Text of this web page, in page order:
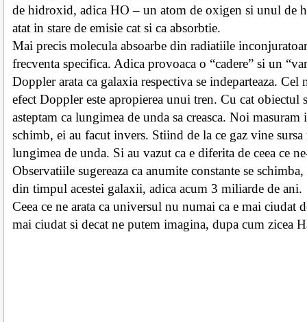
de hidroxid, adica HO – un atom de oxigen si unul de
atat in stare de emisie cat si ca absorbtie.
Mai precis molecula absoarbe din radiatiile
frecventa specifica. Adica provoaca o “cadere” si un
Doppler arata ca galaxia respectiva se indeparteaza.
efect Doppler este apropierea unui tren. Cu cat obiectul
asteptam ca lungimea de unda sa creasca. Noi
schimb, ei au facut invers. Stiind de la ce gaz vine
lungimea de unda. Si au vazut ca e diferita de ceea ce
Observatiile sugereaza ca anumite constante se
din timpul acestei galaxii, adica acum 3 miliarde de ani.
Ceea ce ne arata ca universul nu numai ca e mai ciudat
mai ciudat si decat ne putem imagina, dupa cum zicea